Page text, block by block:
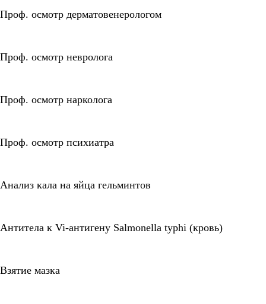
Проф. осмотр дерматовенерологом
Проф. осмотр невролога
Проф. осмотр нарколога
Проф. осмотр психиатра
Анализ кала на яйца гельминтов
Антитела к Vi-антигену Salmonella typhi (кровь)
Взятие мазка